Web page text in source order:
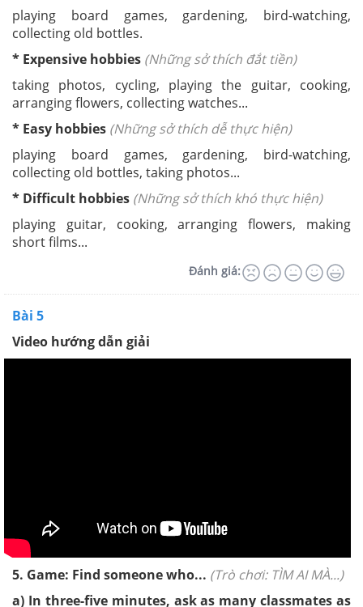
playing board games, gardening, bird-watching,
collecting old bottles.
* Expensive hobbies (Những sở thích đắt tiền)
taking photos, cycling, playing the guitar, cooking,
arranging flowers, collecting watches...
* Easy hobbies (Những sở thích dễ thực hiện)
playing board games, gardening, bird-watching,
collecting old bottles, taking photos...
* Difficult hobbies (Những sở thích khó thực hiện)
playing guitar, cooking, arranging flowers, making
short films...
Đánh giá:
Bài 5
Video hướng dẫn giải
5. Game: Find someone who... (Trò chơi: TÌM AI MÀ...)
a) In three-five minutes, ask as many classmates as